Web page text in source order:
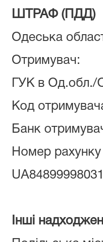
ШТРАФ (ПДД)
Одеська
Отримувач:
ГУК в Од.обл./
Код
Банк
Номер рахунку
Інші